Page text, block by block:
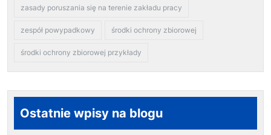
zasady poruszania się na terenie zakładu pracy
zespół powypadkowy środki ochrony zbiorowej
środki ochrony zbiorowej przykłady
Ostatnie wpisy na blogu